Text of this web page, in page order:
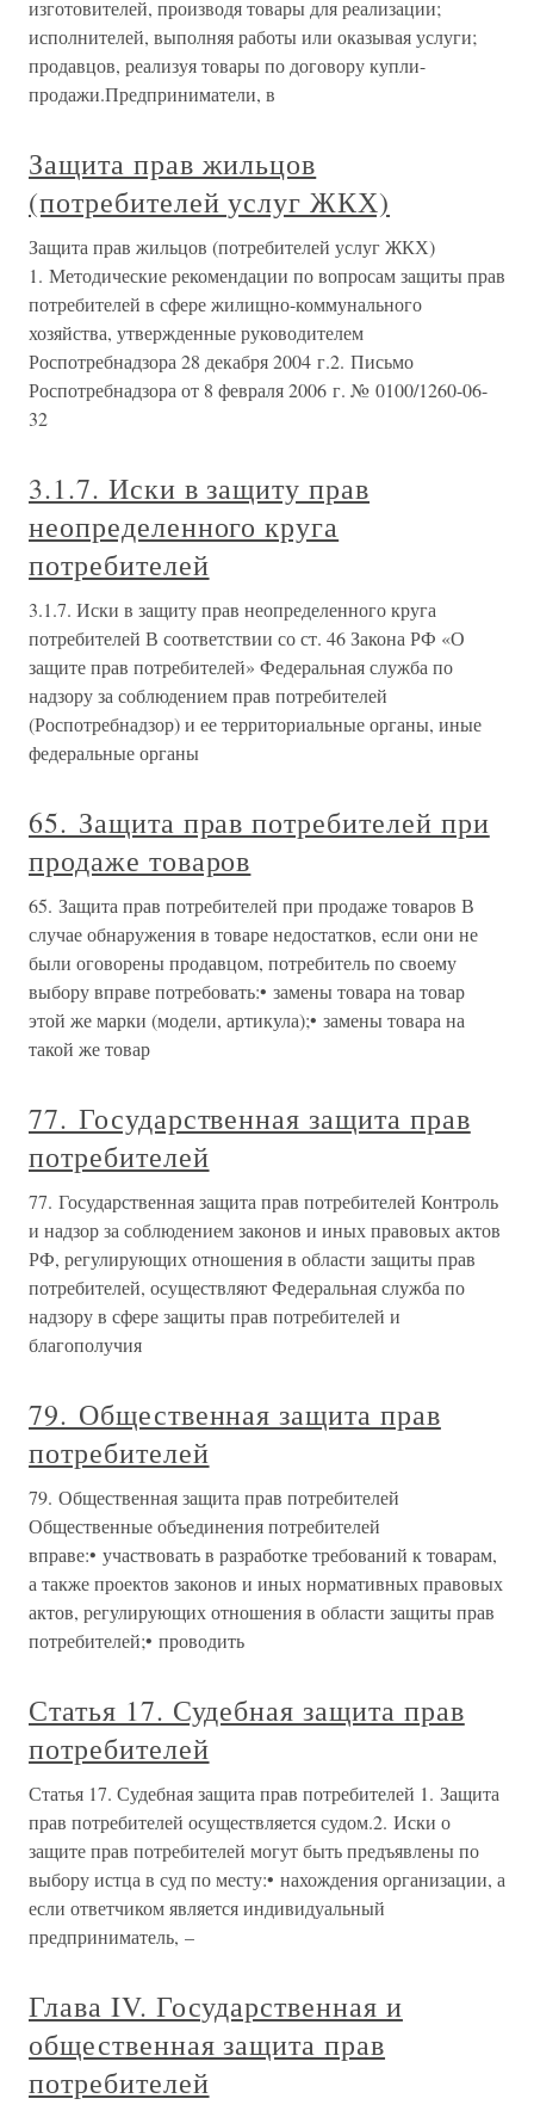
изготовителей, производя товары для реализации;
исполнителей, выполняя работы или оказывая услуги;
продавцов, реализуя товары по договору купли-
продажи.Предприниматели, в
Защита прав жильцов
(потребителей услуг ЖКХ)
Защита прав жильцов (потребителей услуг ЖКХ)
1. Методические рекомендации по вопросам защиты прав
потребителей в сфере жилищно-коммунального
хозяйства, утвержденные руководителем
Роспотребнадзора 28 декабря 2004 г.2. Письмо
Роспотребнадзора от 8 февраля 2006 г. № 0100/1260-06-
32
3.1.7. Иски в защиту прав
неопределенного круга
потребителей
3.1.7. Иски в защиту прав неопределенного круга
потребителей В соответствии со ст. 46 Закона РФ «О
защите прав потребителей» Федеральная служба по
надзору за соблюдением прав потребителей
(Роспотребнадзор) и ее территориальные органы, иные
федеральные органы
65. Защита прав потребителей при
продаже товаров
65. Защита прав потребителей при продаже товаров В
случае обнаружения в товаре недостатков, если они не
были оговорены продавцом, потребитель по своему
выбору вправе потребовать:• замены товара на товар
этой же марки (модели, артикула);• замены товара на
такой же товар
77. Государственная защита прав
потребителей
77. Государственная защита прав потребителей Контроль
и надзор за соблюдением законов и иных правовых актов
РФ, регулирующих отношения в области защиты прав
потребителей, осуществляют Федеральная служба по
надзору в сфере защиты прав потребителей и
благополучия
79. Общественная защита прав
потребителей
79. Общественная защита прав потребителей
Общественные объединения потребителей
вправе:• участвовать в разработке требований к товарам,
а также проектов законов и иных нормативных правовых
актов, регулирующих отношения в области защиты прав
потребителей;• проводить
Статья 17. Судебная защита прав
потребителей
Статья 17. Судебная защита прав потребителей 1. Защита
прав потребителей осуществляется судом.2. Иски о
защите прав потребителей могут быть предъявлены по
выбору истца в суд по месту:• нахождения организации, а
если ответчиком является индивидуальный
предприниматель, –
Глава IV. Государственная и
общественная защита прав
потребителей